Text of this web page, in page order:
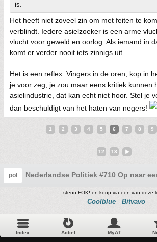
is.
Het heeft niet zoveel zin om met feiten te
verblindt. Iedere asielzoeker is een arme
vlucht voor geweld en oorlog. Als iemand in
komt er verder nooit iets zinnigs uit.
Het is een reflex. Vingers in de oren, kop in
je voor zeg, je zou maar eens kritiek kunnen
asielindustrie, dat kan echt niet hoor. Stel je
dan beschuldigt van het haten van negers!
1 2 3 4 5 6 7 8 9
12 13
pol Nederlandse Politiek #710 Op naar
steun FOK! en koop via een van deze
Coolblue Bitvavo
Index Actief MyAT